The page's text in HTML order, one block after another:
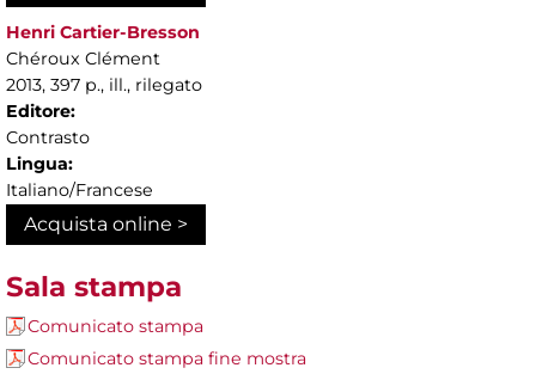
Henri Cartier-Bresson
Chéroux Clément
2013, 397 p., ill., rilegato
Editore:
Contrasto
Lingua:
Italiano/Francese
Acquista online >
Sala stampa
Comunicato stampa
Comunicato stampa fine mostra